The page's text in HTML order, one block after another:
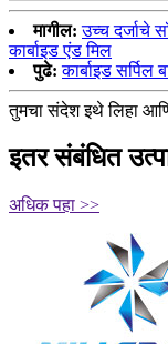
मागील: उच्च दर्जाचे
कार्बाइड एंड मिल
पुढे: कार्बाइड सर्पिल
तुमचा संदेश इथे लिहा
इतर संबंधित
अधिक पहा >>